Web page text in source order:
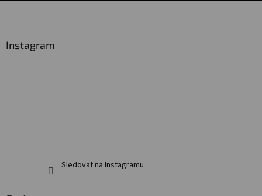
Instagram
Sledovat na Instagramu